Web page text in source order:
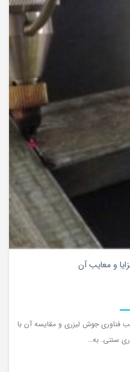
و معایب آن
فناوری جوش لیزری و مقایسه آن با
سنتی. به…